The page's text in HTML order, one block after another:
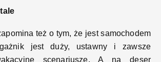
też o tym, że jest samochodem
jest duży, ustawny i zawsze
scenariusze. A na deser